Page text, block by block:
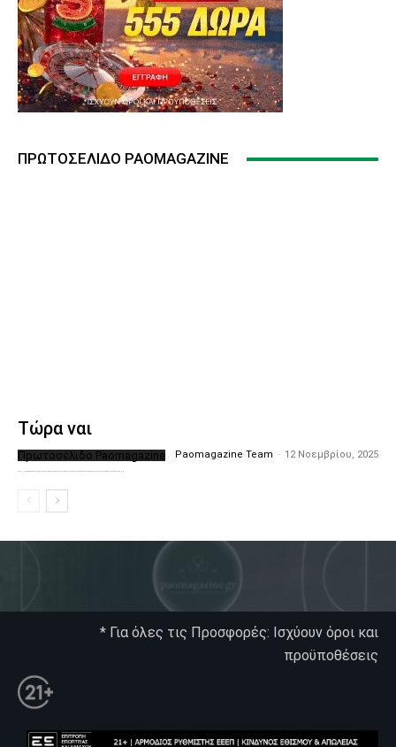
ΠΡΩΤΟΣΈΛΙΔΟ PAOMAGAZINE
Τώρα ναι
Πρωτοσέλιδο Paomagazine Paomagazine Team - 12 Νοεμβρίου, 2025
* Για όλες τις Προσφορές: Ισχύουν όροι και
προϋποθέσεις